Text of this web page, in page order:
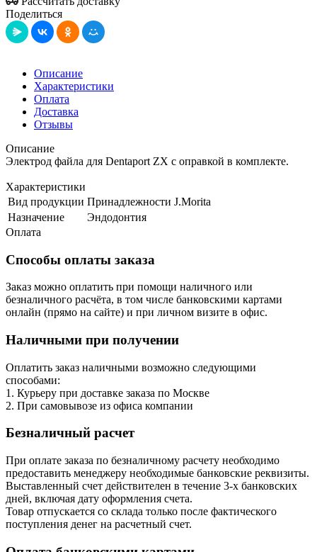
Поделиться
Описание
Характеристики
Оплата
Доставка
Отзывы
Описание
Электрод файла для Dentaport ZX с оправкой в комплекте.
Характеристики
Вид продукции Принадлежности J.Morita
Назначение
Эндодонтия
Оплата
Способы оплаты заказа
Заказ можно оплатить при помощи наличного или
безналичного расчёта, в том числе банковскими картами
онлайн (прямо на сайте) и при личном визите в офис.
Наличными при получении
Оплатить заказ наличными возможно следующими
способами:
1. Курьеру при доставке заказа по Москве
2. При самовывозе из офиса компании
Безналичный расчет
При оплате заказа по безналичному расчету необходимо
предоставить менеджеру необходимые банковские реквизиты.
Выставленный счет действителен в течение 3-х банковских
дней, включая дату оформления cчета.
Товар отпускается со склада только после фактического
поступления денег на расчетный счет.